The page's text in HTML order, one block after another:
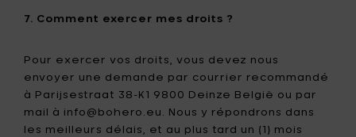
7. Comment exercer mes droits ?
Pour exercer vos droits, vous devez nous
envoyer une demande par courrier recommandé
à Parijsestraat 38-K1 9800 Deinze België ou par
mail à info@bohero.eu. Nous y répondrons dans
les meilleurs délais, et au plus tard un (1) mois